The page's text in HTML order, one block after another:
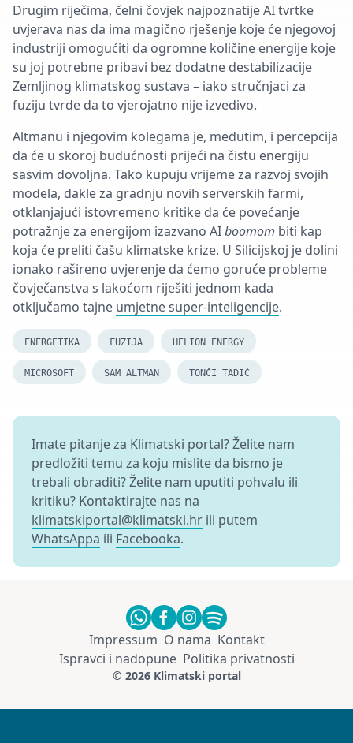
Drugim riječima, čelni čovjek najpoznatije AI tvrtke
uvjerava nas da ima magično rješenje koje će njegovoj
industriji omogućiti da ogromne količine energije koje
su joj potrebne pribavi bez dodatne destabilizacije
Zemljinog klimatskog sustava – iako stručnjaci za
fuziju tvrde da to vjerojatno nije izvedivo.
Altmanu i njegovim kolegama je, međutim, i percepcija
da će u skoroj budućnosti prijeći na čistu energiju
sasvim dovoljna. Tako kupuju vrijeme za razvoj svojih
modela, dakle za gradnju novih serverskih farmi,
otklanjajući istovremeno kritike da će povećanje
potražnje za energijom izazvano AIboomom biti kap
koja će preliti čašu klimatske krize. U Silicijskoj je dolini
ionako rašireno uvjerenje da ćemo goruće probleme
čovječanstva s lakoćom riješiti jednom kada
otključamo tajne umjetne super-inteligencije.
ENERGETIKA FUZIJA HELION ENERGY
MICROSOFT SAM ALTMAN TONČI TADIĆ
Imate pitanje za Klimatski portal? Želite nam
predložiti temu za koju mislite da bismo je
trebali obraditi? Želite nam uputiti pohvalu ili
kritiku? Kontaktirajte nas na
klimatskiportal@klimatski.hr ili putem
WhatsAppa ili Facebooka.
Impressum O nama Kontakt
Ispravci i nadopune Politika privatnosti
© 2026 Klimatski portal